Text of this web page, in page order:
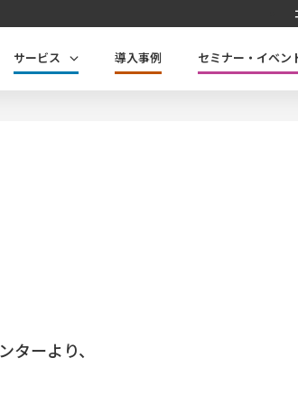
サービス 導入事例 セミナー・イベン
ーより、